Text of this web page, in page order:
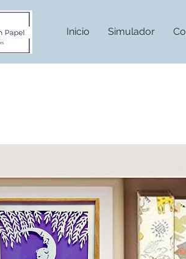
Inicio Simulador